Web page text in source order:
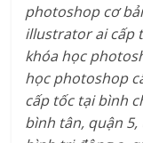
photoshop cơ
illustrator ai cấp
khóa học
học photoshop
cấp tốc tại bình
bình tân, quận 5,